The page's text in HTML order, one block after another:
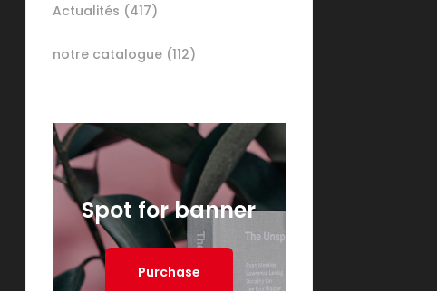
Actualités (417)
notre catalogue (112)
Spot for banner
Purchase